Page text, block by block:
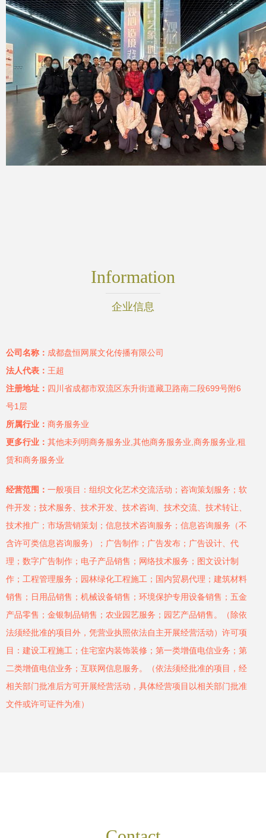
Information
企业信息
公司名称： 成都盘恒网展文化传播有限公司
法人代表： 王超
注册地址： 四川省成都市双流区东升街道藏卫路南二段699号附6
号1层
所属行业： 商务服务业
更多行业： 其他未列明商务服务业,其他商务服务业,商务服务业,租
赁和商务服务业
经营范围： 一般项目：组织文化艺术交流活动；咨询策划服务；软
件开发；技术服务、技术开发、技术咨询、技术交流、技术转让、
技术推广；市场营销策划；信息技术咨询服务；信息咨询服务（不
含许可类信息咨询服务）；广告制作；广告发布；广告设计、代
理；数字广告制作；电子产品销售；网络技术服务；图文设计制
作；工程管理服务；园林绿化工程施工；国内贸易代理；建筑材料
销售；日用品销售；机械设备销售；环境保护专用设备销售；五金
产品零售；金银制品销售；农业园艺服务；园艺产品销售。（除依
法须经批准的项目外，凭营业执照依法自主开展经营活动）许可项
目：建设工程施工；住宅室内装饰装修；第一类增值电信业务；第
二类增值电信业务；互联网信息服务。（依法须经批准的项目，经
相关部门批准后方可开展经营活动，具体经营项目以相关部门批准
文件或许可证件为准）